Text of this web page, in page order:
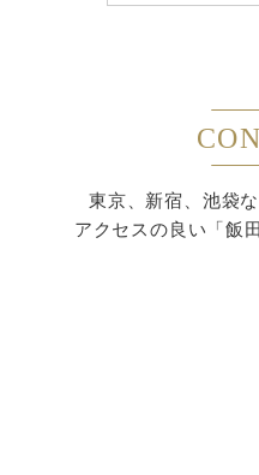
東京、新宿、池袋
アクセスの良い「飯